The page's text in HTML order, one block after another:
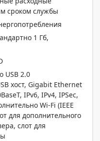
сроком службы
1 Гб,
USB 2.0
хост, Gigabit Ethernet
IPv6, IPv4, IPSec,
Wi-Fi (IEEE
для дополнительного
слот для